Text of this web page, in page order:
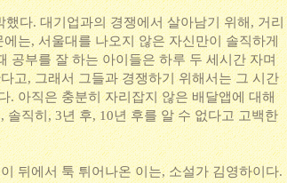
다. 대기업과의 경쟁에서 살아남기 위해, 거리
는, 서울대를 나오지 않은 자신만이 솔직하게
공부를 잘 하는 아이들은 하루 두 세시간 자며
고, 그래서 그들과 경쟁하기 위해서는 그 시간
. 아직은 충분히 자리잡지 않은 배달앱에 대해
직히, 3년 후, 10년 후를 알 수 없다고 고백한
뒤에서 툭 튀어나온 이는, 소설가 김영하이다.